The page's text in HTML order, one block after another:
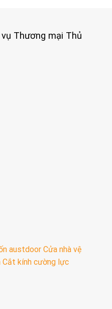
Thương mại Thủ
austdoor Cửa nhà vệ
Cắt kính cường lực